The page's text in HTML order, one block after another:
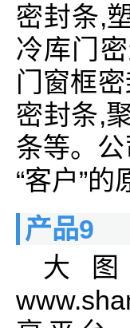
密封条,
冷库门
门窗框
密封条,
条等。
“客户”
产品9
大